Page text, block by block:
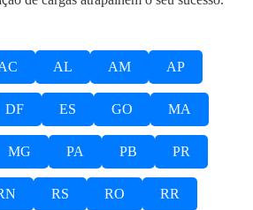
AL AM AP
DF ES GO MA
MG PA PB PR
RS RO RR